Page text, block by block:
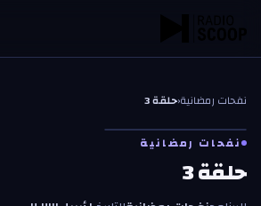
نفحات رمضانية‹حلقة 3
نفحات رمضانية
حلقة 3